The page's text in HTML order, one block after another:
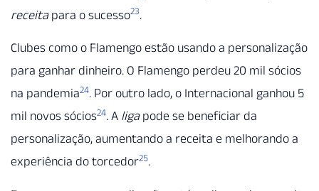
receitapara o sucesso23.
Clubes como o Flamengo estão usando a personalização
para ganhar dinheiro. O Flamengo perdeu 20 mil sócios
na pandemia24. Por outro lado, o Internacional ganhou 5
mil novos sócios24. A ligapode se beneficiar da
personalização, aumentando a receita e melhorando a
experiência do torcedor25.